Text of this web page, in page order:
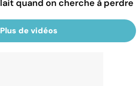
quand on cherche à perdre
Plus de vidéos